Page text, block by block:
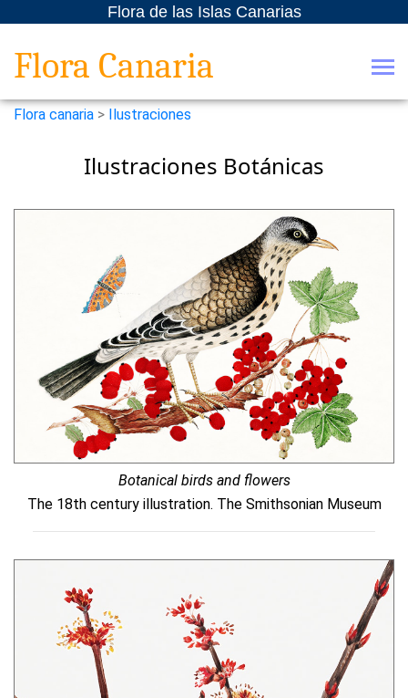
Flora de las Islas Canarias
Flora Canaria
Flora canaria > Ilustraciones
Ilustraciones Botánicas
Botanical birds and flowers
The 18th century illustration. The Smithsonian Museum